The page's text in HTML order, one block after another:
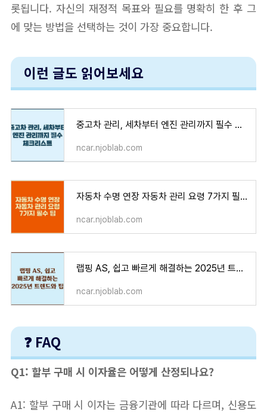
롯됩니다. 자신의 재정적 목표와 필요를 명확히 한 후 그
에 맞는 방법을 선택하는 것이 가장 중요합니다.
이런 글도 읽어보세요
중고차 관리, 세차부터 엔진 관리까지 필수 체크리스트
ncar.njoblab.com
자동차 수명 연장 자동차 관리 요령 7가지 필수 팁
ncar.njoblab.com
랩핑 AS, 쉽고 빠르게 해결하는 2025년 트렌드와 팁
ncar.njoblab.com
❓ FAQ
Q1: 할부 구매 시 이자율은 어떻게 산정되나요?
A1: 할부 구매 시 이자는 금융기관에 따라 다르며, 신용도